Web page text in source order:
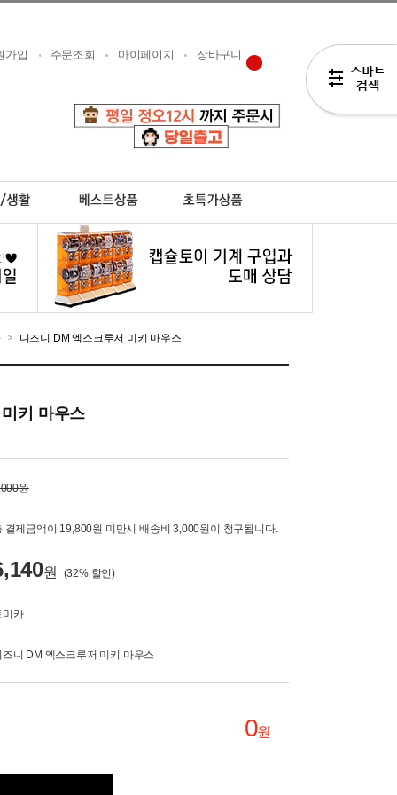
가입 주문조회 마이페이지 장바구니
> 디즈니 DM 엑스크루저 미키 마우스
키 마우스
원
결제금액이 19,800원 미만시 배송비 3,000원이 청구됩니다.
원 (32% 할인)
미카
즈니 DM 엑스크루저 미키 마우스
0원